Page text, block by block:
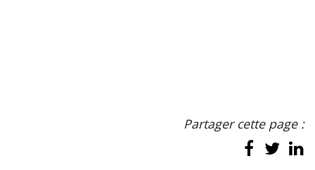
Partager cette page :